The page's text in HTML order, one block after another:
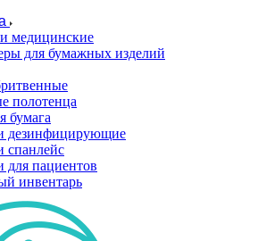
медицинские
для бумажных изделий
полотенца
бумага
дезинфицирующие
спанлейс
для пациентов
инвентарь